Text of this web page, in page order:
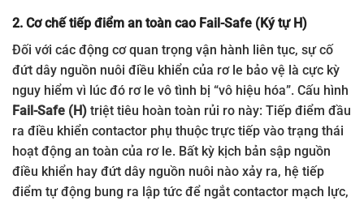
2. Cơ chế tiếp điểm an toàn cao Fail-Safe (Ký tự H)
Đối với các động cơ quan trọng vận hành liên tục, sự cố
đứt dây nguồn nuôi điều khiển của rơ le bảo vệ là cực kỳ
nguy hiểm vì lúc đó rơ le vô tình bị “vô hiệu hóa”. Cấu hình
Fail-Safe (H) triệt tiêu hoàn toàn rủi ro này: Tiếp điểm đầu
ra điều khiển contactor phụ thuộc trực tiếp vào trạng thái
hoạt động an toàn của rơ le. Bất kỳ kịch bản sập nguồn
điều khiển hay đứt dây nguồn nuôi nào xảy ra, hệ tiếp
điểm tự động bung ra lập tức để ngắt contactor mạch lực,